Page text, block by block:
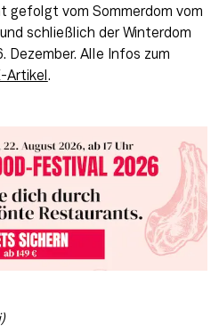
gefolgt vom Sommerdom vom
schließlich der Winterdom
Dezember. Alle Infos zum
Artikel .